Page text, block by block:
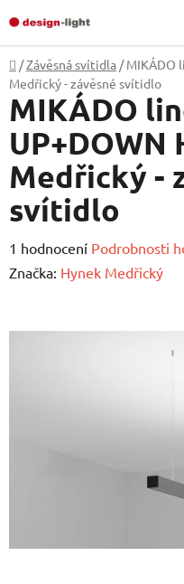
na
obsah
Domů
/Závěsná svítidla / MIKÁDO
Medřický - závěsné svítidlo
MIKÁDO
UP+DOWN
Medřický -
svítidlo
Průměrné
hodnocení
1 hodnocení Podrobnosti
Značka: Hynek Medřický